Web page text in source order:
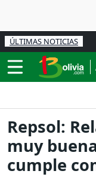
ÚLTIMAS NOTICIAS
Repsol:
muy
cumple